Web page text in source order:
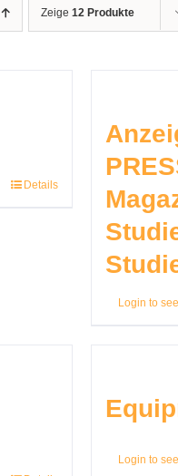
Zeige 12 Produkte
Details
Login to
Login to